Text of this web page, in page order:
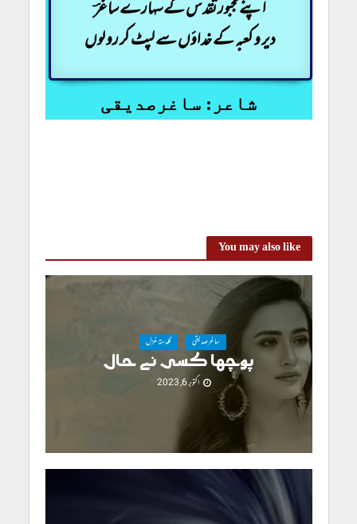
اپنے مجبور تقدس کے سہارے ساغرؔ
دیر و کعبہ کے خداؤں سے لپٹ کر رو لوں
شاعر: ساغرصدیقی
You may also like
ساغرصدیقی گلدستۂ غزل
پوچھا کسی نے حال
اکتوبر 6, 2023